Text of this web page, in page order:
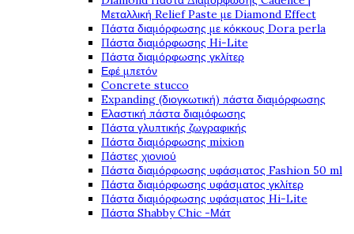
Μεταλλική Relief Paste με Diamond Effect
Πάστα διαμόρφωσης με κόκκους Dora perla
Πάστα διαμόρφωσης Hi-Lite
Πάστα διαμόρφωσης γκλίτερ
Εφέ μπετόν
Concrete stucco
Expanding (διογκωτική) πάστα διαμόρφωσης
Ελαστική πάστα διαμόφωσης
Πάστα γλυπτικής ζωγραφικής
Πάστα διαμόρφωσης mixion
Πάστες χιονιού
Πάστα διαμόρφωσης υφάσματος Fashion 50 ml
Πάστα διαμόρφωσης υφάσματος γκλίτερ
Πάστα διαμόρφωσης υφάσματος Hi-Lite
Πάστα Shabby Chic -Μάτ